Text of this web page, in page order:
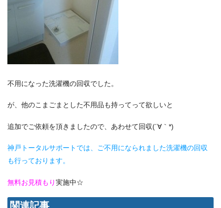
不用になった洗濯機の回収でした。
が、他のこまごまとした不用品も持ってって欲しいと
追加でご依頼を頂きましたので、あわせて回収(´∀｀*)
神戸トータルサポートでは、ご不用になられました洗濯機の回収
も行っております。
無料お見積もり実施中☆
関連記事